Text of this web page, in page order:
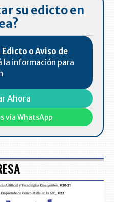
su edicto en
Edicto o Aviso de
la información para
Ahora
vía WhatsApp